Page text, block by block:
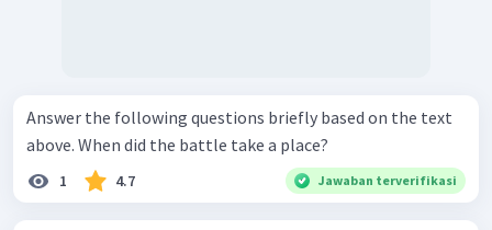
Answer the following questions briefly based on the text
above. When did the battle take a place?
1 4.7 Jawaban terverifikasi